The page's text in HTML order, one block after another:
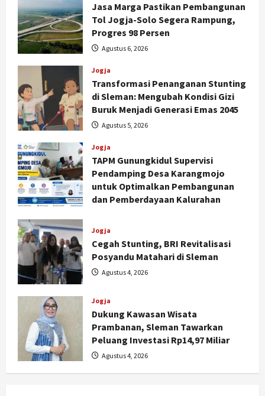
Jasa Marga Pastikan Pembangunan
Tol Jogja-Solo Segera Rampung,
Progres 98 Persen
Agustus 6, 2026
Jogja
Transformasi Penanganan Stunting
di Sleman: Mengubah Kondisi Gizi
Buruk Menjadi Generasi Emas 2045
Agustus 5, 2026
Jogja
TAPM Gunungkidul Supervisi
Pendamping Desa Karangmojo
untuk Optimalkan Pembangunan
dan Pemberdayaan Kalurahan
Jogja
Cegah Stunting, BRI Revitalisasi
Posyandu Matahari di Sleman
Agustus 4, 2026
Jogja
Dukung Kawasan Wisata
Prambanan, Sleman Tawarkan
Peluang Investasi Rp14,97 Miliar
Agustus 4, 2026
2
Nasional
BRIN Kembangkan Sepatu Murah
Mulai Rp75 Ribu untuk Sekolah
Rakyat